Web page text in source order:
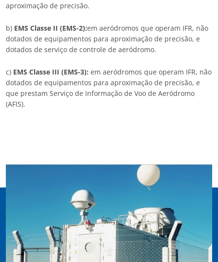
aproximação de precisão.
b) EMS Classe II (EMS-2):em aeródromos que operam IFR, não
dotados de equipamentos para aproximação de precisão, e
dotados de serviço de controle de aeródromo.
c) EMS Classe III (EMS-3): em aeródromos que operam IFR, não
dotados de equipamentos para aproximação de precisão, e
que prestam Serviço de Informação de Voo de Aeródromo
(AFIS).